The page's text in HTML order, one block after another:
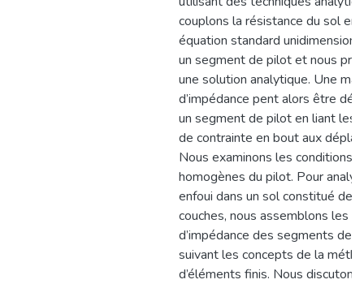
couplons la résistance du sol en
équation standard
un segment de pilot et nous
une solution analytique. Une
d’impédance pent alors être
un segment de pilot en liant les
de contrainte en bout aux
Nous examinons les conditions
homogènes du pilot. Pour
enfoui dans un sol constitué de
couches, nous assemblons les
d’impédance des segments de
suivant les concepts de la
d’éléments finis. Nous discutons